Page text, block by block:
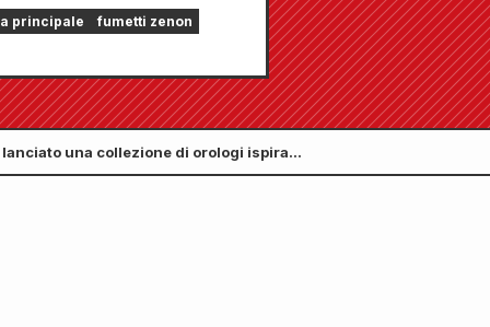
dal 17 luglio! È ricca
allo schermo, tra cui
il tuo primo capitolo
e "Aggiornamenti
principale fumetti zenon
una collezione di orologi ispirati